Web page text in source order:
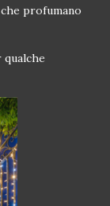
profumano
qualche